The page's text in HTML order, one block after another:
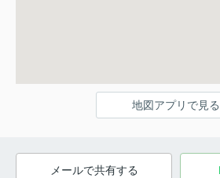
地図アプリで見る
メールで共有する